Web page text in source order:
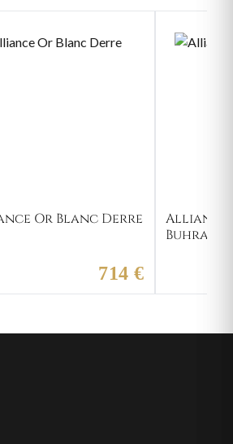
Or Blanc Derre
714 €
Alliance
Buhran